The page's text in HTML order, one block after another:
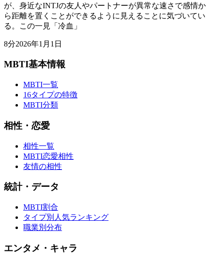
が、身近なINTJの友人やパートナーが異常な速さで感情か
ら距離を置くことができるように見えることに気づいてい
る。この一見「冷血」
8分2026年1月1日
MBTI基本情報
MBTI一覧
16タイプの特徴
MBTI分類
相性・恋愛
相性一覧
MBTI恋愛相性
友情の相性
統計・データ
MBTI割合
タイプ別人気ランキング
職業別分布
エンタメ・キャラ